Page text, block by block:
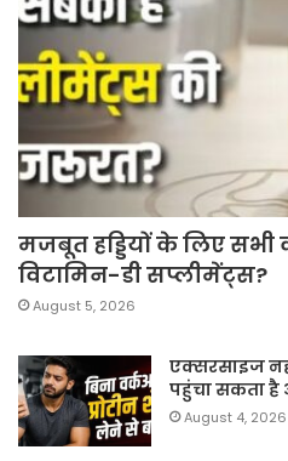
मजबूत हड्डियों के लिए
विटामिन-डी सप्लीमेंट्स?
August 5, 2026
एक्सरसाइज
पहुंचा सकता
August 4, 2026